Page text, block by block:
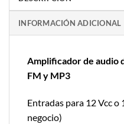
INFORMACIÓN ADICIONAL
Amplificador de audio
FM y MP3
Entradas para 12 Vcc o
negocio)